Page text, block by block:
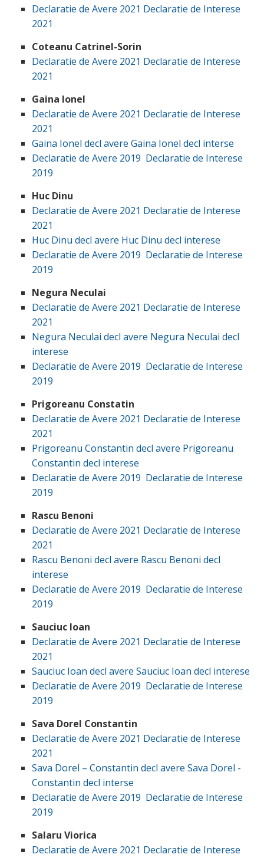
Declaratie de Avere 2021 Declaratie de Interese
2021
Coteanu Catrinel-Sorin
Declaratie de Avere 2021 Declaratie de Interese
2021
Gaina Ionel
Declaratie de Avere 2021 Declaratie de Interese
2021
Gaina Ionel decl avere Gaina Ionel decl interse
Declaratie de Avere 2019 Declaratie de Interese
2019
Huc Dinu
Declaratie de Avere 2021 Declaratie de Interese
2021
Huc Dinu decl avere Huc Dinu decl interese
Declaratie de Avere 2019 Declaratie de Interese
2019
Negura Neculai
Declaratie de Avere 2021 Declaratie de Interese
2021
Negura Neculai decl avere Negura Neculai decl
interese
Declaratie de Avere 2019 Declaratie de Interese
2019
Prigoreanu Constatin
Declaratie de Avere 2021 Declaratie de Interese
2021
Prigoreanu Constantin decl avere Prigoreanu
Constantin decl interese
Declaratie de Avere 2019 Declaratie de Interese
2019
Rascu Benoni
Declaratie de Avere 2021 Declaratie de Interese
2021
Rascu Benoni decl avere Rascu Benoni decl
interese
Declaratie de Avere 2019 Declaratie de Interese
2019
Sauciuc Ioan
Declaratie de Avere 2021 Declaratie de Interese
2021
Sauciuc Ioan decl avere Sauciuc Ioan decl interese
Declaratie de Avere 2019 Declaratie de Interese
2019
Sava Dorel Constantin
Declaratie de Avere 2021 Declaratie de Interese
2021
Sava Dorel – Constantin decl avere Sava Dorel -
Constantin decl interse
Declaratie de Avere 2019 Declaratie de Interese
2019
Salaru Viorica
Declaratie de Avere 2021 Declaratie de Interese